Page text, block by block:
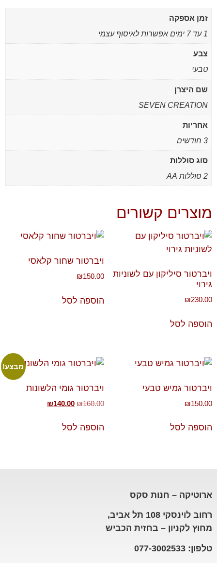
זמן אספקה
1 עד 7 ימים אפשרות לאיסוף עצמי
צבע
טבעי
שם היצרן
SEVEN CREATION
אחריות
3 חודשים
סוג סוללות
2 סוללות AA
מוצרים קשורים
ויברטור סיליקון עם לשוניות
גירוי
₪230.00
הוספה לסל
ויברטור שחור קלאסי
₪150.00
הוספה לסל
ויברטור גמיש טבעי
₪150.00
הוספה לסל
מבצע!
ויברטור גומי הלשונות
₪160.00
₪140.00
הוספה לסל
ארוטיקה – חנות סקס
רחוב לוינסקי 108 תל אביב,
מחוץ לקניון – בחזית הכביש
טלפון: 077-3002533